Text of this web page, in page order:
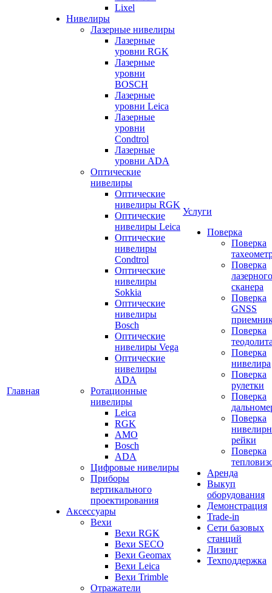
Главная
Lixel
Нивелиры
Лазерные нивелиры
Лазерные
уровни RGK
Лазерные
уровни
BOSCH
Лазерные
уровни Leica
Лазерные
уровни
Condtrol
Лазерные
уровни ADA
Оптические
нивелиры
Оптические
нивелиры RGK
Оптические
нивелиры Leica
Оптические
нивелиры
Condtrol
Оптические
нивелиры
Sokkia
Оптические
нивелиры
Bosch
Оптические
нивелиры Vega
Оптические
нивелиры
ADA
Ротационные
нивелиры
Leica
RGK
AMO
Bosch
ADA
Цифровые нивелиры
Приборы
вертикального
проектирования
Аксессуары
Вехи
Вехи RGK
Вехи SECO
Вехи Geomax
Вехи Leica
Вехи Trimble
Отражатели
Услуги
Поверка
Поверка
Поверка
лазерного
сканера
Поверка
GNSS
Поверка
Поверка
нивелира
Поверка
рулетки
Поверка
Поверка
рейки
Поверка
Аренда
Выкуп
оборудования
Демонстрация
Trade-in
Сети базовых
станций
Лизинг
Техподдержка